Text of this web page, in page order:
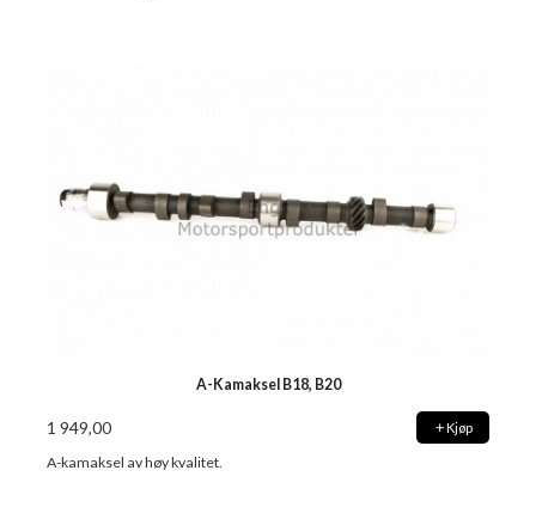
A-Kamaksel B18, B20
1 949,00 Kjøp
A-kamaksel av høy kvalitet.